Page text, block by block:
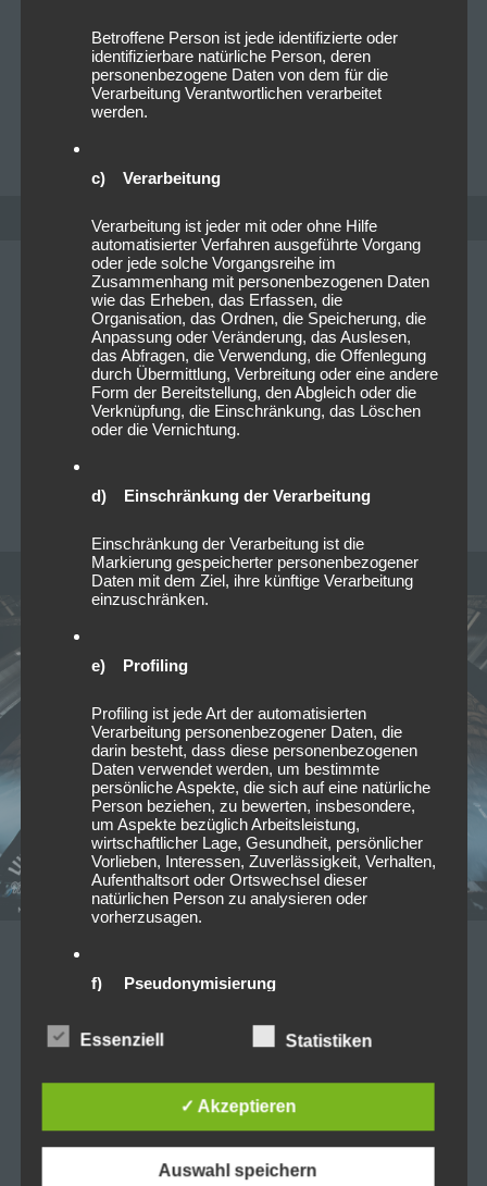
Nürnberger Hirsch. Den Abend eröffnet der düstere
Damen-Vierer Crypta. Wer allerdings erwartet, dass
die vier Mädels entspannte…Read more
08/03/2020
Pottinger im Interview
Vielen Dank, dass ihr euch die Zeit für ein Interview
für das Livesound Magazine nehmt und uns Rede und
Antwort auf unsere Fragen steht.Stellt euch…Read
MICHAELA MAYER
11/02/2020
SDP – Die Unendlichste Tour in
Bamberg
350 Millionen Views auf YouTube, ungezählte
Headliner-Slots auf diversen Festivals sprechen
eigentlich eine klare Sprache. Dennoch ist „die
Bekannteste Unbekannte Band der Welt“ in der…
Betroffene Person ist jede identifizierte oder
identifizierbare natürliche Person, deren
personenbezogene Daten von dem für die
Verarbeitung Verantwortlichen verarbeitet
werden.
c) Verarbeitung
Verarbeitung ist jeder mit oder ohne Hilfe
automatisierter Verfahren ausgeführte Vorgang
oder jede solche Vorgangsreihe im
Zusammenhang mit personenbezogenen Daten
wie das Erheben, das Erfassen, die
Organisation, das Ordnen, die Speicherung, die
Anpassung oder Veränderung, das Auslesen,
das Abfragen, die Verwendung, die Offenlegung
durch Übermittlung, Verbreitung oder eine andere
Form der Bereitstellung, den Abgleich oder die
Verknüpfung, die Einschränkung, das Löschen
oder die Vernichtung.
d) Einschränkung der Verarbeitung
Einschränkung der Verarbeitung ist die
Markierung gespeicherter personenbezogener
Daten mit dem Ziel, ihre künftige Verarbeitung
einzuschränken.
e) Profiling
Profiling ist jede Art der automatisierten
Verarbeitung personenbezogener Daten, die
darin besteht, dass diese personenbezogenen
Daten verwendet werden, um bestimmte
persönliche Aspekte, die sich auf eine natürliche
Person beziehen, zu bewerten, insbesondere,
um Aspekte bezüglich Arbeitsleistung,
wirtschaftlicher Lage, Gesundheit, persönlicher
Vorlieben, Interessen, Zuverlässigkeit, Verhalten,
Aufenthaltsort oder Ortswechsel dieser
natürlichen Person zu analysieren oder
vorherzusagen.
f) Pseudonymisierung
Pseudonymisierung ist die Verarbeitung
personenbezogener Daten in einer Weise, auf
Hinzuziehung zusätzlicher Informationen nicht
mehr einer spezifischen betroffenen Person
werden und technischen und organisatorischen
Maßnahmen unterliegen, die gewährleisten, dass
Essenziell Statistiken
✓ Akzeptieren
Auswahl speichern